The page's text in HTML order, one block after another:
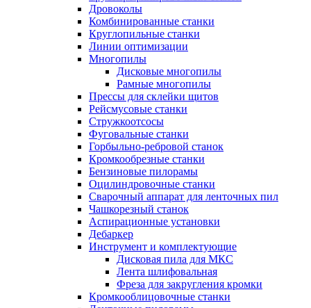
Дровоколы
Комбинированные станки
Круглопильные станки
Линии оптимизации
Многопилы
Дисковые многопилы
Рамные многопилы
Прессы для склейки щитов
Рейсмусовые станки
Стружкоотсосы
Фуговальные станки
Горбыльно-ребровой станок
Кромкообрезные станки
Бензиновые пилорамы
Оцилиндровочные станки
Сварочный аппарат для ленточных пил
Чашкорезный станок
Аспирационные установки
Дебаркер
Инструмент и комплектующие
Дисковая пила для МКС
Лента шлифовальная
Фреза для закругления кромки
Кромкооблицовочные станки